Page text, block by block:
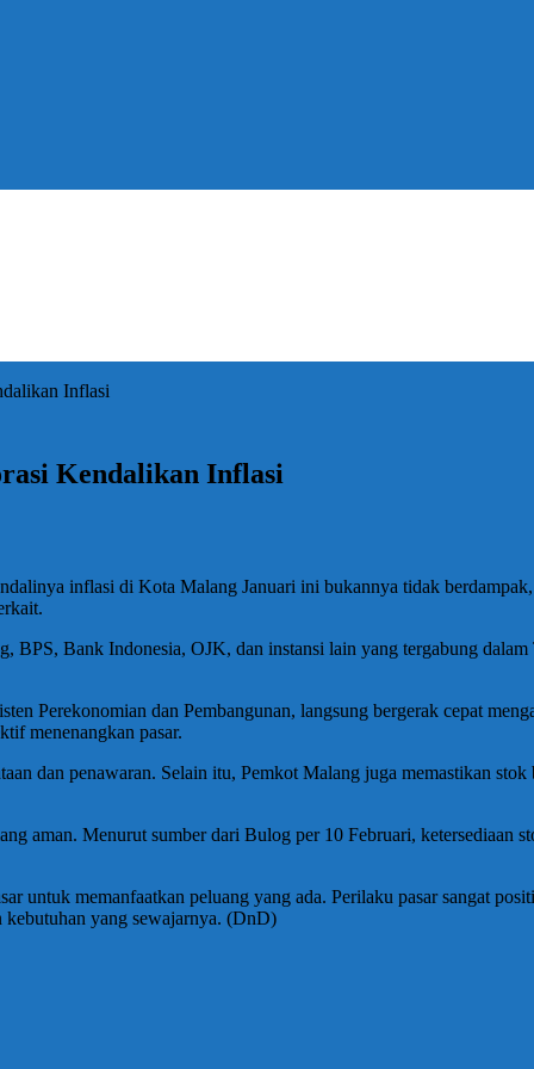
Inflasi
Kendalikan Inflasi
inflasi di Kota Malang Januari ini bukannya tidak
BPS, Bank Indonesia, OJK, dan instansi lain yang tergabung
Perekonomian dan Pembangunan, langsung bergerak cepat
menenangkan pasar.
dan penawaran. Selain itu, Pemkot Malang juga memastikan
aman. Menurut sumber dari Bulog per 10 Februari, ketersediaan
untuk memanfaatkan peluang yang ada. Perilaku pasar sangat
kebutuhan yang sewajarnya. (DnD)